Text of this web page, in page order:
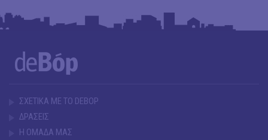
ΣΧΕΤΙΚΑ ΜΕ ΤΟ DEBOP
ΔΡΑΣΕΙΣ
Η ΟΜΑΔΑ ΜΑΣ